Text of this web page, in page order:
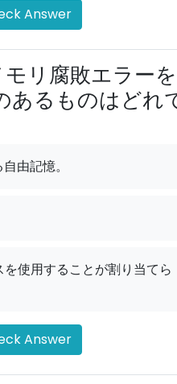
Answer
リ腐敗エラー
あるものはどれ
由記憶。
使用することが割り当てら
Answer